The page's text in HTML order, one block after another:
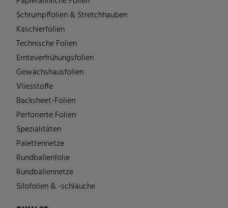
Schrumpffolien & Stretchhauben
Kaschierfolien
Technische Folien
Ernteverfrühungsfolien
Gewächshausfolien
Vliesstoffe
Backsheet-Folien
Perforierte Folien
Spezialitäten
Palettennetze
Rundballenfolie
Rundballennetze
Silofolien & -schläuche